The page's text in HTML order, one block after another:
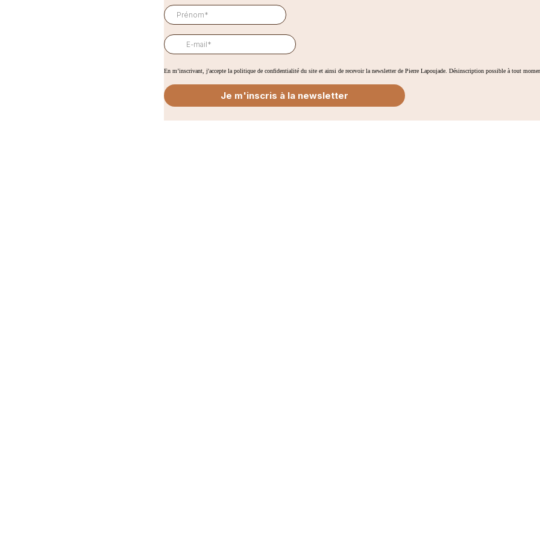
En m’inscrivant, j'accepte la politique de confidentialité du site et ainsi de recevoir la newsletter de Pierre Lapoujade. Désinscription possible à tout
Je m'inscris à la newsletter